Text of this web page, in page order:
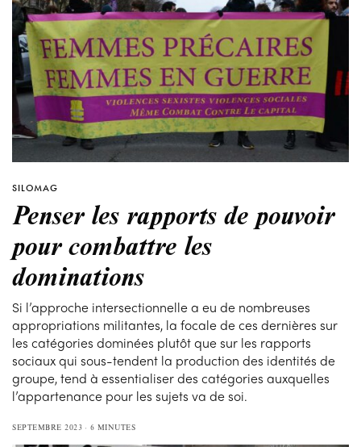
SILOMAG
Penser les rapports de pouvoir
pour combattre les
dominations
Si l’approche intersectionnelle a eu de nombreuses
appropriations militantes, la focale de ces dernières sur
les catégories dominées plutôt que sur les rapports
sociaux qui sous-tendent la production des identités de
groupe, tend à essentialiser des catégories auxquelles
l’appartenance pour les sujets va de soi.
SEPTEMBRE 2023 6 MINUTES